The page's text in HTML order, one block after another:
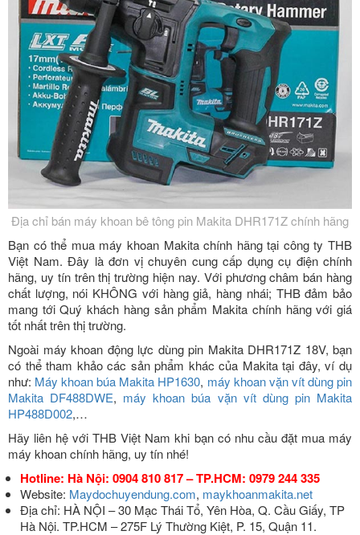
Địa chỉ bán máy khoan bê tông pin Makita DHR171Z chính hãng
Bạn có thể mua máy khoan Makitachính hãng tại công ty THB
Việt Nam. Đây là đơn vị chuyên cung cấp dụng cụ điện chính
hãng, uy tín trên thị trường hiện nay. Với phương châm bán hàng
chất lượng, nói KHÔNG với hàng giả, hàng nhái; THB đảm bảo
mang tới Quý khách hàng sản phẩm Makita chính hãng với giá
tốt nhất trên thị trường.
Ngoài máy khoan động lực dùng pin Makita DHR171Z 18V, bạn
có thể tham khảo các sản phẩm khác của Makita tại đây, ví dụ
như: Máy khoan búa Makita HP1630, máy khoan vặn vít dùng pin
Makita DF488DWE, máy khoan búa vặn vít dùng pin Makita
HP488D002,…
Hãy liên hệ với THB Việt Nam khi bạn có nhu cầu đặt mua máy
máy khoan chính hãng, uy tín nhé!
Hotline: Hà Nội: 0904 810 817 – TP.HCM: 0979 244 335
Website: Maydochuyendung.com, maykhoanmakita.net
Địa chỉ: HÀ NỘI – 30 Mạc Thái Tổ, Yên Hòa, Q. Cầu Giấy, TP
Hà Nội. TP.HCM – 275F Lý Thường Kiệt, P. 15, Quận 11.